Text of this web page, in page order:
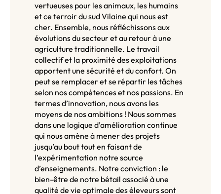
vertueuses pour les animaux, les humains
et ce terroir du sud Vilaine qui nous est
cher. Ensemble, nous réfléchissons aux
évolutions du secteur et au retour à une
agriculture traditionnelle. Le travail
collectif et la proximité des exploitations
apportent une sécurité et du confort. On
peut se remplacer et se répartir les tâches
selon nos compétences et nos passions. En
termes d’innovation, nous avons les
moyens de nos ambitions ! Nous sommes
dans une logique d’amélioration continue
qui nous amène à mener des projets
jusqu’au bout tout en faisant de
l’expérimentation notre source
d’enseignements. Notre conviction : le
bien-être de notre bétail associé à une
qualité de vie optimale des éleveurs sont